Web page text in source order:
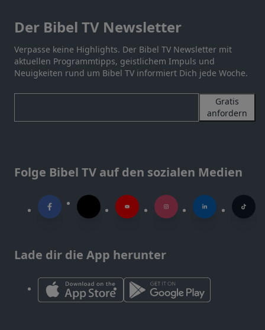
Der Bibel TV Newsletter
Verpasse keine Highlights. Der Bibel TV Newsletter mit
aktuellen Programmtipps, geistlichem Impuls und
Neuigkeiten rund um Bibel TV informiert Dich jede Woche.
Gratis
anfordern
Folge Bibel TV auf den sozialen Medien
Lade dir die App herunter